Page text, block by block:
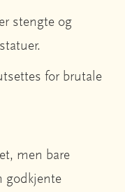
stengte og
for brutale
men bare
godkjente